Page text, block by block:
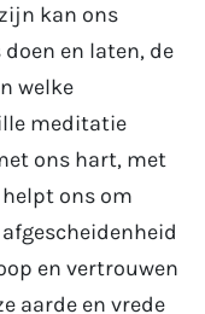
kan ons
en laten, de
welke
meditatie
ons hart, met
helpt ons om
en vertrouwen
aarde en vrede